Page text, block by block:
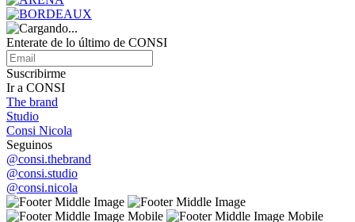
Enterate de lo último de CONSI
Suscribirme
Ir a CONSI
The brand
Studio
Consi Nicola
Seguinos
@consi.thebrand
@consi.studio
@consi.nicola